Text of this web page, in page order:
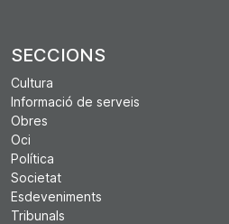
SECCIONS
Cultura
Informació de serveis
Obres
Oci
Política
Societat
Esdeveniments
Tribunals